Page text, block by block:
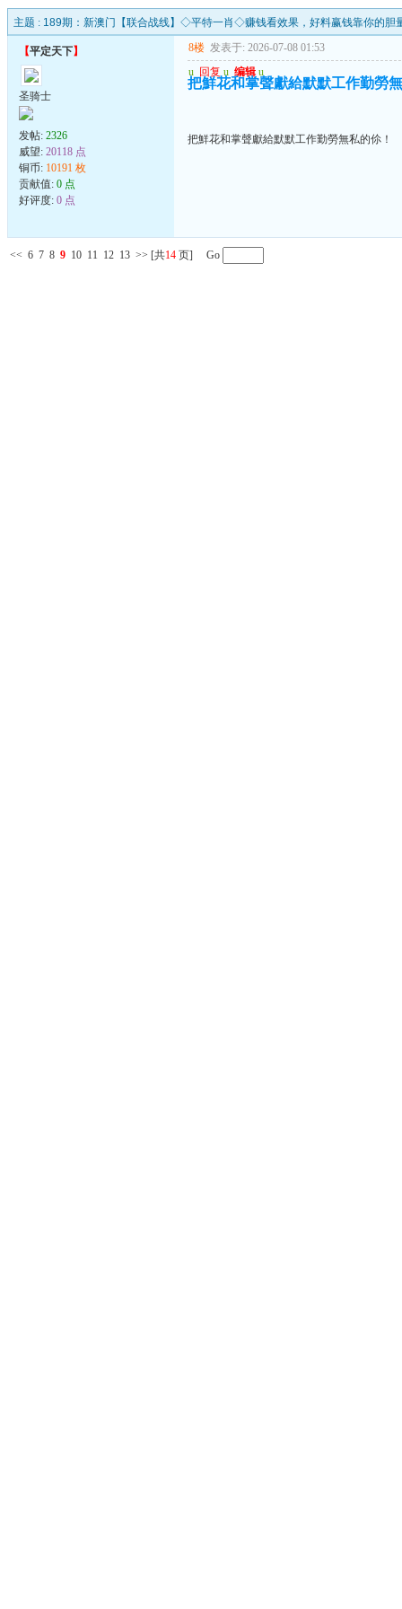
主题 : 189期：新澳门【联合战线】◇平特一肖◇赚钱看效果，好料赢钱靠你的胆
【平定天下】
圣骑士
发帖: 2326
威望: 20118 点
铜币: 10191 枚
贡献值: 0 点
好评度: 0 点
8楼 发表于: 2026-07-08 01:53
u 回复 u 编辑 u
把鮮花和掌聲獻給默默工作勤勞
把鮮花和掌聲獻給默默工作勤勞無私的伱！
<< 6 7 8 9 10 11 12 13 >> [共14 页] Go